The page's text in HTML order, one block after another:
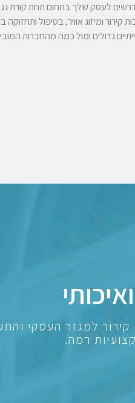
לעסק שלך בתחום תחת קורת גג
במערכות קירור ומיזוג אוויר, בטיפול
גדולים ומול כמה מהחברות
ומערכות קירור למגזר
רמה.